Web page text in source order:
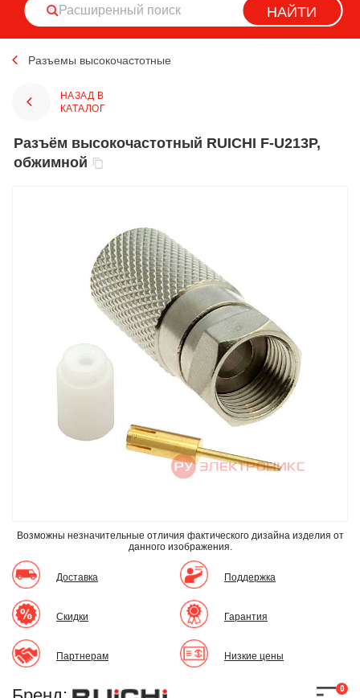
НАЙТИ
Разъемы высокочастотные
НАЗАД В
КАТАЛОГ
Разъём высокочастотный RUICHI F-U213P,
обжимной
Возможны незначительные отличия фактического дизайна изделия от
данного изображения.
Доставка
Скидки
Партнерам
Поддержка
Гарантия
Низкие цены
0